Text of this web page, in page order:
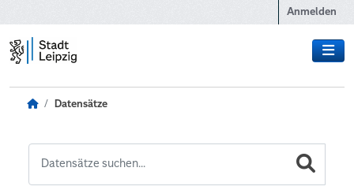
Anmelden
Datensätze